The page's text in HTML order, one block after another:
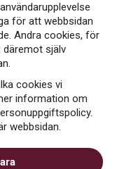
för att webbsidan
Andra cookies, för
däremot själv
cookies vi
information om
webbsidan.